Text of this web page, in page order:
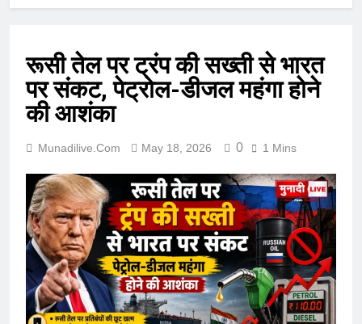
रूसी तेल पर ट्रंप की सख्ती से भारत
पर संकट, पेट्रोल-डीजल महंगा होने
की आशंका
Munadilive.com May 18, 2026 0 1 Mins